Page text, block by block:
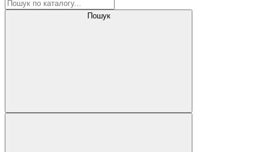
Пошук